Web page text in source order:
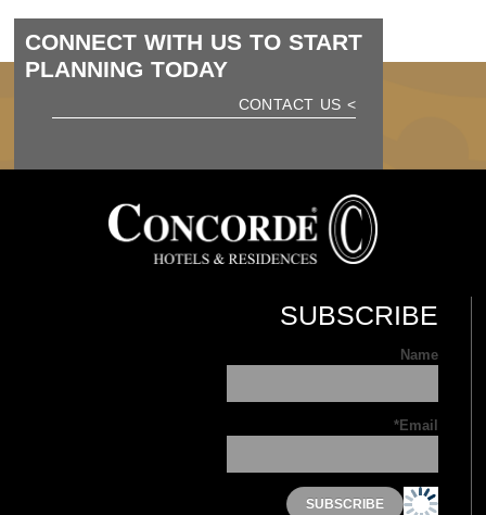
CONNECT WITH US TO START
PLANNING TODAY
> CONTACT US
SUBSCRIBE
Name
Email*